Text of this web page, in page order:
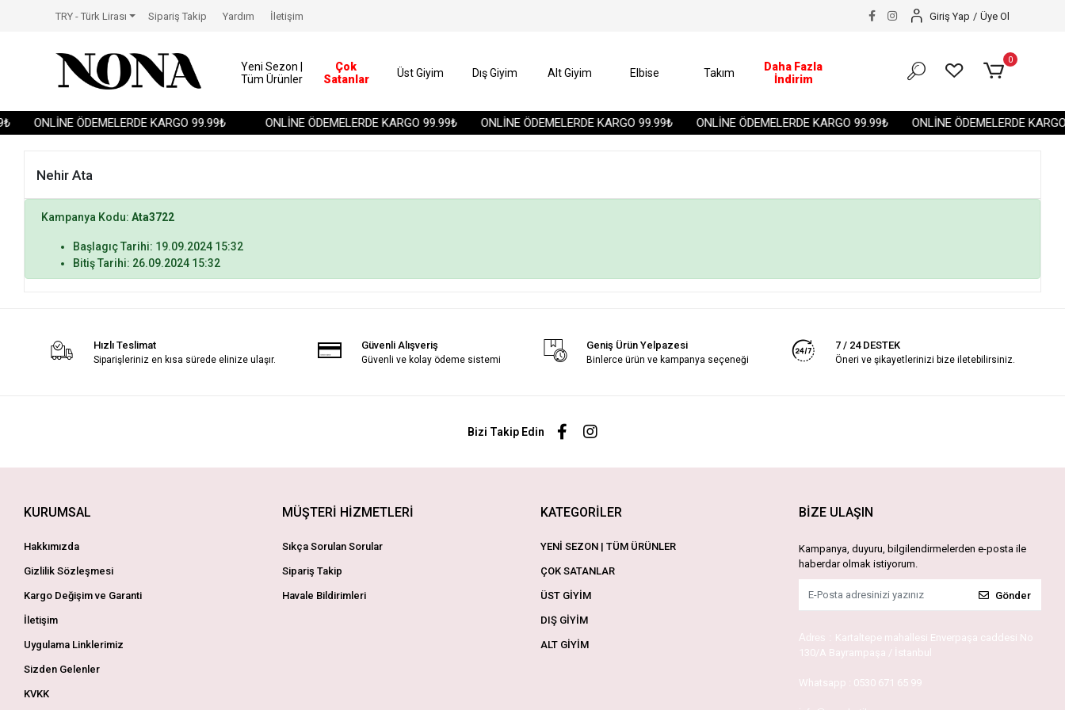
ONLİNE ÖDEMELERDE KARGO 99.99₺ ONLİNE ÖDEMELERDE KARGO 99.99₺ ONLİNE ÖDEMELERDE KARGO 99.99₺ ONLİNE ÖDEMELERDE KARGO 99.99₺ ONLİNE ÖDEMELERDE
TRY - Türk Lirası Sipariş Takip Yardım İletişim Giriş Yap / Üye Ol
Yeni Sezon |
Tüm Ürünler
Çok
Satanlar
Üst Giyim Dış Giyim Alt Giyim Elbise Takım
Daha Fazla
İndirim
0
Nehir Ata
Kampanya Kodu:Ata3722
Başlagıç Tarihi: 19.09.2024 15:32
Bitiş Tarihi: 26.09.2024 15:32
Hızlı Teslimat
Siparişleriniz en kısa sürede elinize ulaşır.
Güvenli Alışveriş
Güvenli ve kolay ödeme sistemi
Geniş Ürün Yelpazesi
Binlerce ürün ve kampanya seçeneği
7 / 24 DESTEK
Öneri ve şikayetlerinizi bize iletebilirsiniz.
Bizi Takip Edin
KURUMSAL
Hakkımızda
Gizlilik Sözleşmesi
Kargo Değişim ve Garanti
İletişim
Uygulama Linklerimiz
Sizden Gelenler
KVKK
MÜŞTERİ HİZMETLERİ
Sıkça Sorulan Sorular
Sipariş Takip
Havale Bildirimleri
KATEGORİLER
YENİ SEZON | TÜM ÜRÜNLER
ÇOK SATANLAR
ÜST GİYİM
DIŞ GİYİM
ALT GİYİM
BİZE ULAŞIN
Kampanya, duyuru, bilgilendirmelerden e-posta ile
haberdar olmak istiyorum.
Gönder
Adres : Kartaltepe mahallesi Enverpaşa caddesi No
130/A Bayrampaşa / İstanbul
Whatsapp : 0530 671 65 99